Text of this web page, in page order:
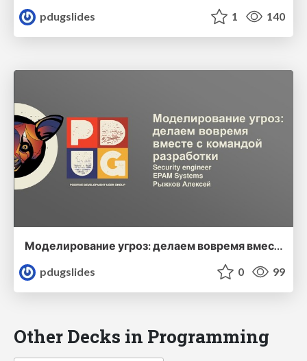
pdugslides
1 140
Моделирование угроз: делаем вовремя вместе с командой разработки
pdugslides
0 99
Other Decks in Programming